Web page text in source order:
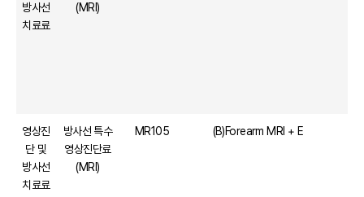
방사선
치료료
(MRI)
영상진
단 및
방사선
치료료
방사선 특수
영상진단료
(MRI)
MR105 (B)Forearm MRI + E